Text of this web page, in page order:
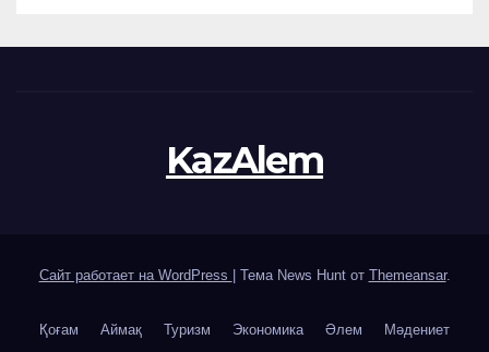
KazAlem
Сайт работает на WordPress Тема News Hunt от Themeansar.
Қоғам Аймақ Туризм Экономика Әлем Мәдениет